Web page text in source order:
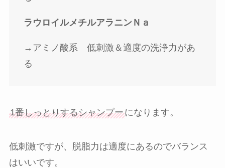
ラウロイルメチルアラニンＮａ
→アミノ酸系 低刺激＆適度の洗浄力があ
る
1番しっとりするシャンプーになります。
低刺激ですが、脱脂力は適度にあるのでバランス
はいいです。